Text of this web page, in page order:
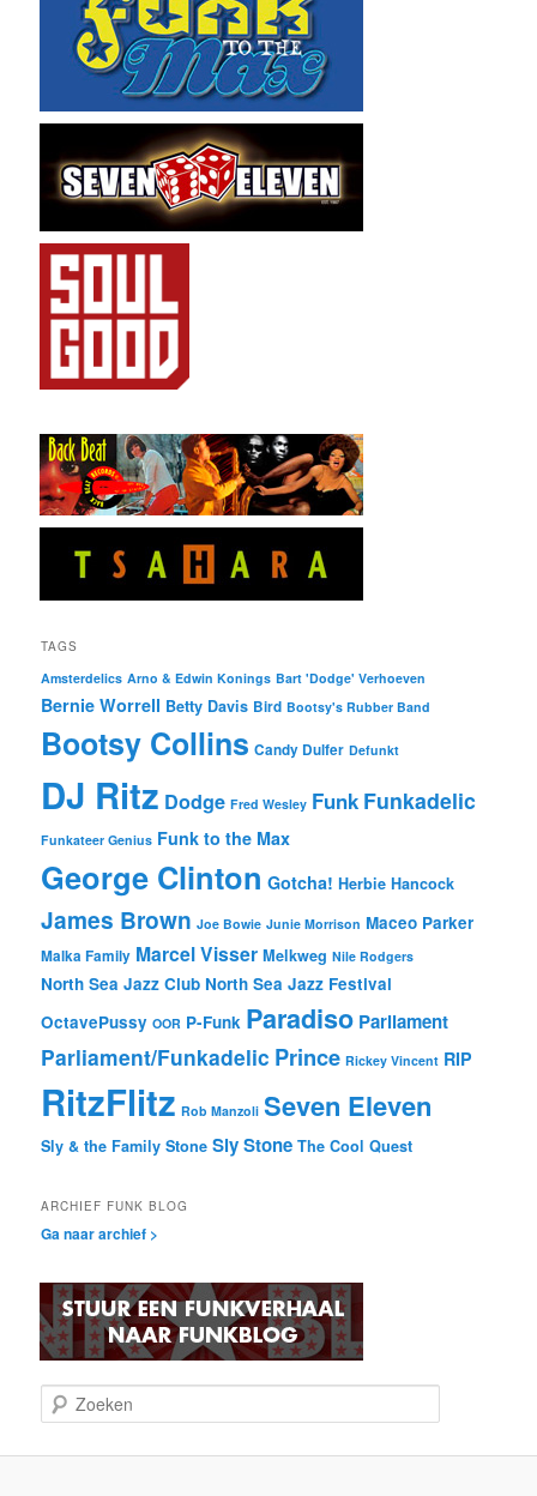
TAGS
Amsterdelics Arno & Edwin Konings Bart 'Dodge' Verhoeven
Bernie Worrell Betty Davis Bird Bootsy's Rubber Band
Bootsy Collins Candy Dulfer Defunkt
DJ Ritz Dodge Fred Wesley Funk Funkadelic
Funkateer Genius Funk to the Max
George Clinton Gotcha! Herbie Hancock
James Brown Joe Bowie Junie Morrison Maceo Parker
Malka Family Marcel Visser Melkweg Nile Rodgers
North Sea Jazz Club North Sea Jazz Festival
OctavePussy OOR P-Funk Paradiso Parliament
Parliament/Funkadelic Prince Rickey Vincent RIP
RitzFlitz Rob Manzoli Seven Eleven
Sly & the Family Stone Sly Stone The Cool Quest
ARCHIEF FUNK BLOG
Ga naar archief >
o